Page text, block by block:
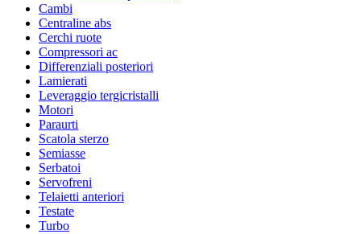
Cambi
Centraline abs
Cerchi ruote
Compressori ac
Differenziali posteriori
Lamierati
Leveraggio tergicristalli
Motori
Paraurti
Scatola sterzo
Semiasse
Serbatoi
Servofreni
Telaietti anteriori
Testate
Turbo